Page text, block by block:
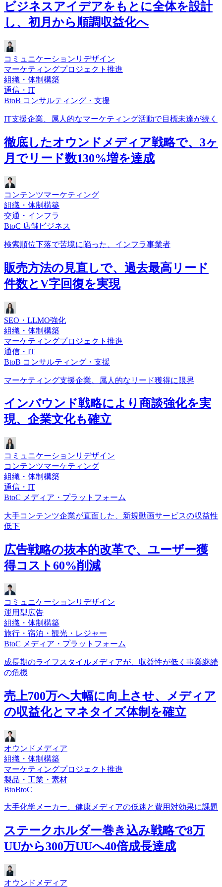
ビジネスアイデアをもとに全体を設計
し、初月から順調収益化へ
コミュニケーションリデザイン
マーケティングプロジェクト推進
組織・体制構築
通信・IT
BtoB コンサルティング・支援
IT支援企業、属人的なマーケティング活動で目標未達が続く
徹底したオウンドメディア戦略で、3ヶ
月でリード数130%増を達成
コンテンツマーケティング
組織・体制構築
交通・インフラ
BtoC 店舗ビジネス
検索順位下落で苦境に陥った、インフラ事業者
販売方法の見直しで、過去最高リード
件数とV字回復を実現
SEO・LLMO強化
組織・体制構築
マーケティングプロジェクト推進
通信・IT
BtoB コンサルティング・支援
マーケティング支援企業、属人的なリード獲得に限界
インバウンド戦略により商談強化を実
現、企業文化も確立
コミュニケーションリデザイン
コンテンツマーケティング
組織・体制構築
通信・IT
BtoC メディア・プラットフォーム
大手コンテンツ企業が直面した、新規動画サービスの収益性
低下
広告戦略の抜本的改革で、ユーザー獲
得コスト60%削減
コミュニケーションリデザイン
運用型広告
組織・体制構築
旅行・宿泊・観光・レジャー
BtoC メディア・プラットフォーム
成長期のライフスタイルメディアが、収益性が低く事業継続
の危機
売上700万へ大幅に向上させ、メディア
の収益化とマネタイズ体制を確立
オウンドメディア
組織・体制構築
マーケティングプロジェクト推進
製品・工業・素材
BtoBtoC
大手化学メーカー、健康メディアの低迷と費用対効果に課題
ステークホルダー巻き込み戦略で8万
UUから300万UUへ40倍成長達成
オウンドメディア